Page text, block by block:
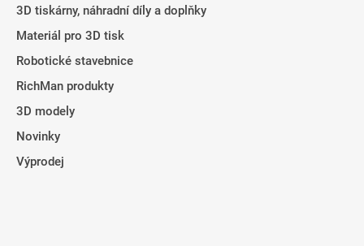
3D tiskárny, náhradní díly a doplňky
Materiál pro 3D tisk
Robotické stavebnice
RichMan produkty
3D modely
Novinky
Výprodej